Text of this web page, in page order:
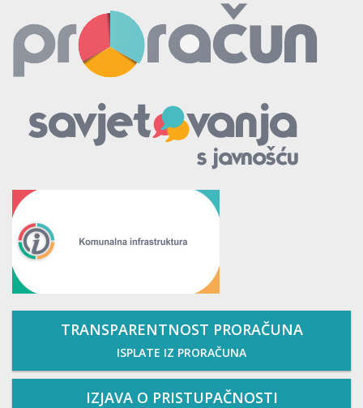
TRANSPARENTNOST PRORAČUNA
ISPLATE IZ PRORAČUNA
IZJAVA O PRISTUPAČNOSTI